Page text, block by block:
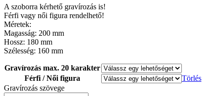
A szoborra kérhető gravírozás is!
Férfi vagy női figura rendelhető!
Méretek:
Magasság: 200 mm
Hossz: 180 mm
Szélesség: 160 mm
Gravírozás max. 20 karakter
Férfi / Női figura
Törlés
Gravírozás szövege